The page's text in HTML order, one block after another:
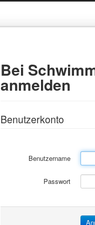
Bei
anmelden
Benutzerkonto
Benutzername
Passwort